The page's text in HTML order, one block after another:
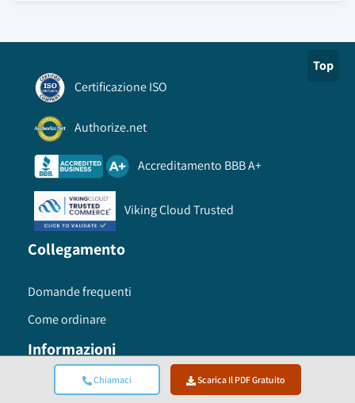
Chiamaci Scarica Il PDF Gratuito
Top
Certificazione ISO
Authorize.net
Accreditamento BBB A+
Viking Cloud Trusted
Collegamento
Domande frequenti
Come ordinare
Informazioni
Termini di utilizzo